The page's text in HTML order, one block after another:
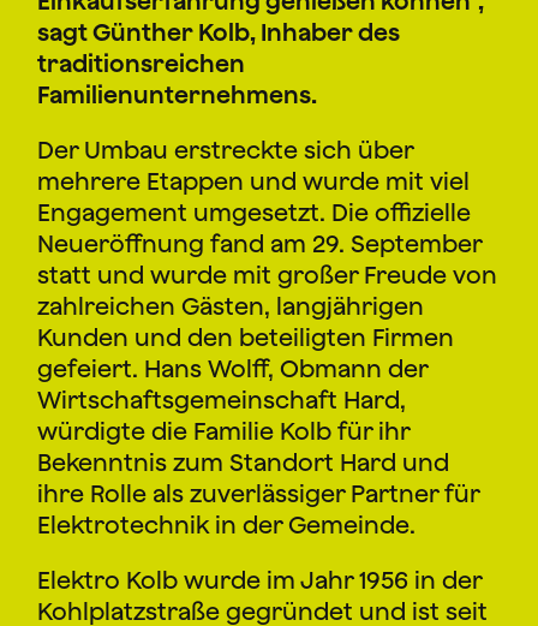
sagt Günther Kolb, Inhaber des
traditionsreichen
Familienunternehmens.
Der Umbau erstreckte sich über
mehrere Etappen und wurde mit viel
Engagement umgesetzt. Die offizielle
Neueröffnung fand am 29. September
statt und wurde mit großer Freude von
zahlreichen Gästen, langjährigen
Kunden und den beteiligten Firmen
gefeiert. Hans Wolff, Obmann der
Wirtschaftsgemeinschaft Hard,
würdigte die Familie Kolb für ihr
Bekenntnis zum Standort Hard und
ihre Rolle als zuverlässiger Partner für
Elektrotechnik in der Gemeinde.
Elektro Kolb wurde im Jahr 1956 in der
Kohlplatzstraße gegründet und ist seit